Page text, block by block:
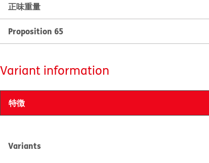
正味重量
Proposition 65
Variant information
特徴
Variants